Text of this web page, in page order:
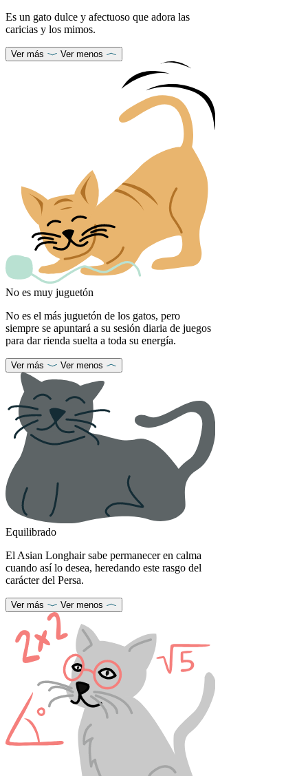
Es un gato dulce y afectuoso que adora las
caricias y los mimos.
Ver más Ver menos
No es muy juguetón
No es el más juguetón de los gatos, pero
siempre se apuntará a su sesión diaria de juegos
para dar rienda suelta a toda su energía.
Ver más Ver menos
Equilibrado
El Asian Longhair sabe permanecer en calma
cuando así lo desea, heredando este rasgo del
carácter del Persa.
Ver más Ver menos